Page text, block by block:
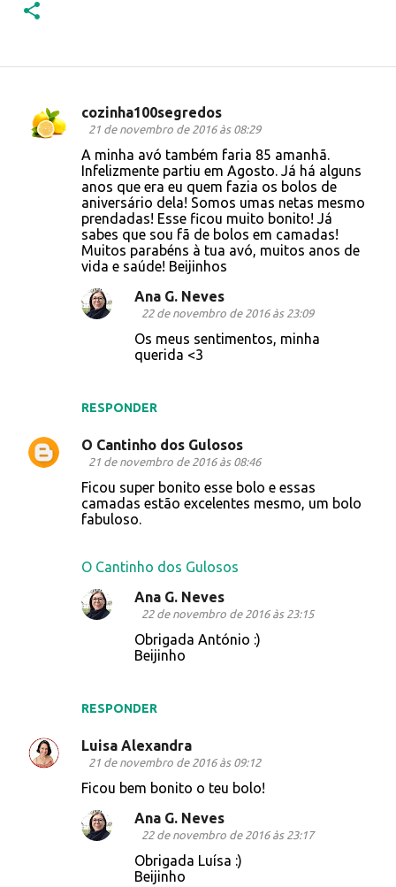
C
cozinha100segredos
21 de novembro de 2016 às 08:29
A minha avó também faria 85 amanhã.
Infelizmente partiu em Agosto. Já há alguns
anos que era eu quem fazia os bolos de
aniversário dela! Somos umas netas mesmo
prendadas! Esse ficou muito bonito! Já
sabes que sou fã de bolos em camadas!
Muitos parabéns à tua avó, muitos anos de
vida e saúde! Beijinhos
RESPONDER
Ana G. Neves
22 de novembro de 2016 às 23:09
Os meus sentimentos, minha
querida <3
O Cantinho dos Gulosos
21 de novembro de 2016 às 08:46
Ficou super bonito esse bolo e essas
camadas estão excelentes mesmo, um bolo
fabuloso.
O Cantinho dos Gulosos
RESPONDER
Ana G. Neves
22 de novembro de 2016 às 23:15
Obrigada António :)
Beijinho
Luisa Alexandra
21 de novembro de 2016 às 09:12
Ficou bem bonito o teu bolo!
Ana G. Neves
22 de novembro de 2016 às 23:17
Obrigada Luísa :)
Beijinho